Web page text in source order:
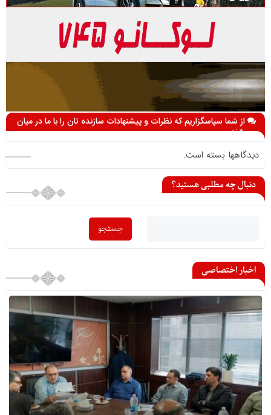
از شما سپاسگزاریم که نظرات و پیشنهادات سازنده تان را با ما در میان
می گذارید
دیدگاهها بسته است.
دنبال چه مطلبی هستید؟
اخبار اختصاصی